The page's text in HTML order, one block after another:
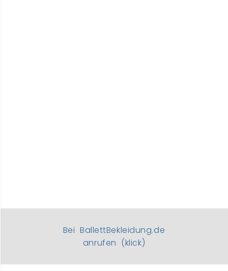
Bei BallettBekleidung.de
anrufen (klick)